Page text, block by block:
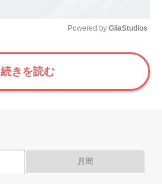
Mute
Powered by GliaStudios
続きを読む
月間